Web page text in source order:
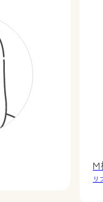
まで職人さ
勢に安心感
ていただ
できまし
ォームにつ
すすめする
フォームを
リ